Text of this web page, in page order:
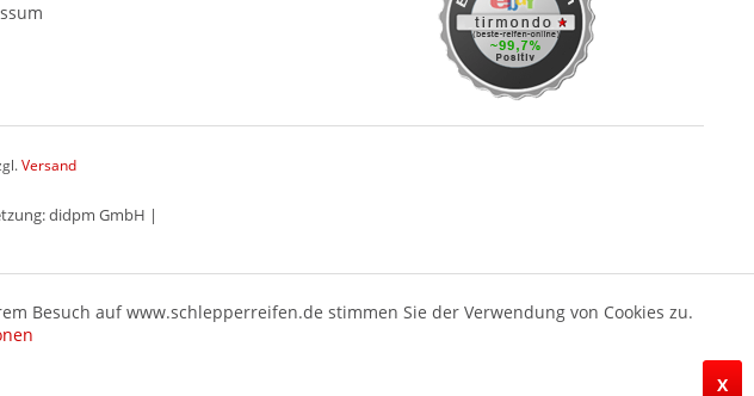
Versand
didpm GmbH |
Besuch auf www.schlepperreifen.de stimmen Sie der Verwendung von Cookies zu.
X